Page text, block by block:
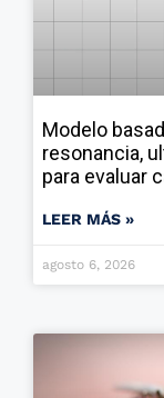
Modelo
resonancia,
para evaluar
LEER MÁS »
agosto 6, 2026